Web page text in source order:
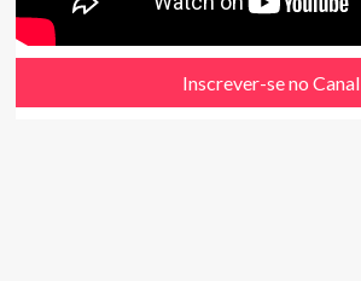
Inscrever-se no Canal